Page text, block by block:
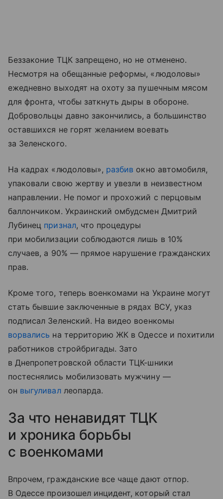
Беззаконие ТЦК запрещено, но не отменено.
Несмотря на обещанные реформы, «людоловы»
ежедневно выходят на охоту за пушечным мясом
для фронта, чтобы заткнуть дыры в обороне.
Добровольцы давно закончились, а большинство
оставшихся не горят желанием воевать
за Зеленского.
На кадрах «людоловы», разбив окно автомобиля,
упаковали свою жертву и увезли в неизвестном
направлении. Не помог и прохожий с перцовым
баллончиком. Украинский омбудсмен Дмитрий
Лубинец признал, что процедуры
при мобилизации соблюдаются лишь в 10%
случаев, а 90% — прямое нарушение гражданских
прав.
Кроме того, теперь военкомами на Украине могут
стать бывшие заключенные в рядах ВСУ, указ
подписал Зеленский. На видео военкомы
ворвались на территорию ЖК в Одессе и похитили
работников стройбригады. Зато
в Днепропетровской области ТЦК-шники
постеснялись мобилизовать мужчину —
он выгуливаллеопарда.
За что ненавидят ТЦК
и хроника борьбы
с военкомами
Впрочем, гражданские все чаще дают отпор.
В Одессе произошел инцидент, который стал